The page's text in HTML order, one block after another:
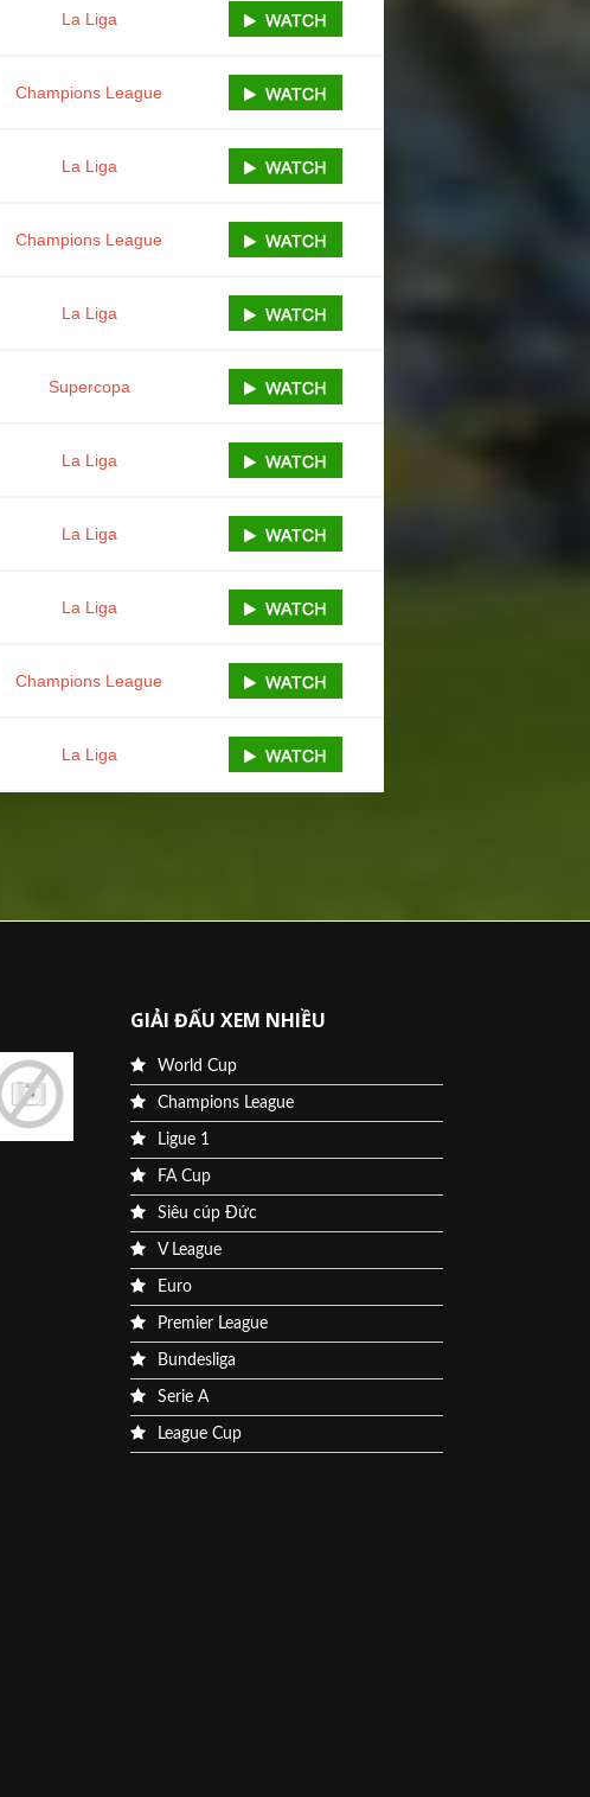
La Liga
Champions League
La Liga
Champions League
La Liga
Supercopa
La Liga
La Liga
La Liga
Champions League
La Liga
GIẢI ĐẤU XEM NHIỀU
World Cup
Champions League
Ligue 1
FA Cup
Siêu cúp Đức
V League
Euro
Premier League
Bundesliga
Serie A
League Cup